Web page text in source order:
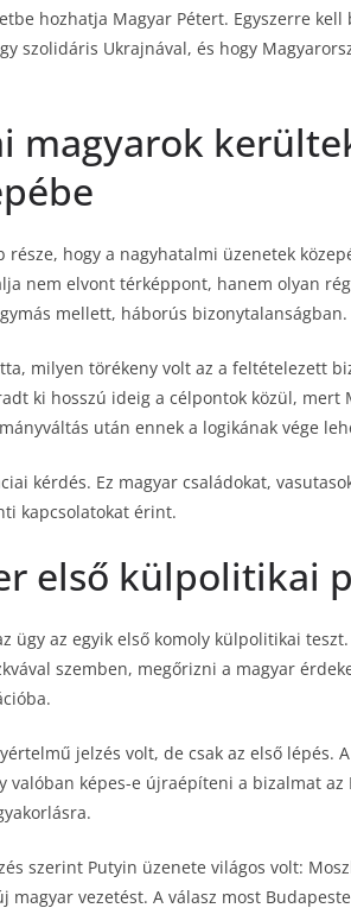
hozhatja Magyar Pétert. Egyszerre
szolidáris Ukrajnával, és hogy
magyarok
hogy a nagyhatalmi üzenetek
nem elvont térképpont, hanem olyan
mellett, háborús bizonytalanságban.
milyen törékeny volt az a feltételezett
ki hosszú ideig a célpontok közül, mert
után ennek a logikának vége
kérdés. Ez magyar családokat,
kapcsolatokat érint.
első külpolitikai
ügy az egyik első komoly külpolitikai
szemben, megőrizni a magyar
jelzés volt, de csak az első lépés.
valóban képes-e újraépíteni a bizalmat az
szerint Putyin üzenete világos volt:
magyar vezetést. A válasz most